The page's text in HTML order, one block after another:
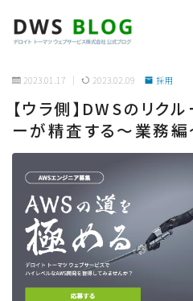
ホーム
AWS
プログラミング
ビジネス
リモートワーク
2023.01.17 2023.02.09 採用
【ウラ側】DWSのリク
ーが精査する〜業務編